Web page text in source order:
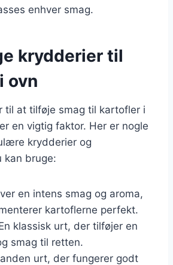
enhver smag.
krydderier til
ovn
til at tilføje smag til kartofler i
en vigtig faktor. Her er nogle
krydderier og
kan bruge:
en intens smag og aroma,
kartoflerne perfekt.
klassisk urt, der tilføjer en
smag til retten.
urt, der fungerer godt